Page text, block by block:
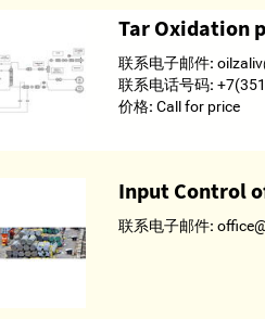
Tar Oxidation
联系电子邮件:
联系电话号码:
价格: Call for price
Input Control
联系电子邮件: